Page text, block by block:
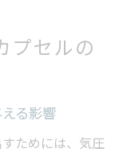
プセルの
る影響
ためには、気圧